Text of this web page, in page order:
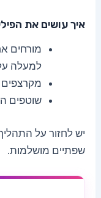
איך עושים את
מורחים
למעלה
מקרצפים
שוטפים
יש לחזור על
שפתיים מושלמות.